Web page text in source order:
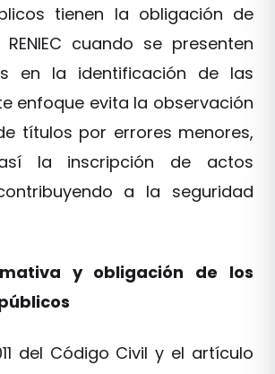
tienen la obligación de
cuando se presenten
en la identificación de las
enfoque evita la observación
títulos por errores menores,
la inscripción de actos
a la seguridad
y obligación de los
del Código Civil y el artículo